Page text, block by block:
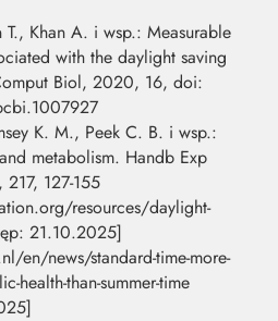
Khan A. i wsp.: Measurable
with the daylight saving
Biol, 2020, 16, doi:
K. M., Peek C. B. i wsp.:
metabolism. Handb Exp
127-155
resources/daylight-
21.10.2025]
en/news/standard-time-more-
health-than-summer-time